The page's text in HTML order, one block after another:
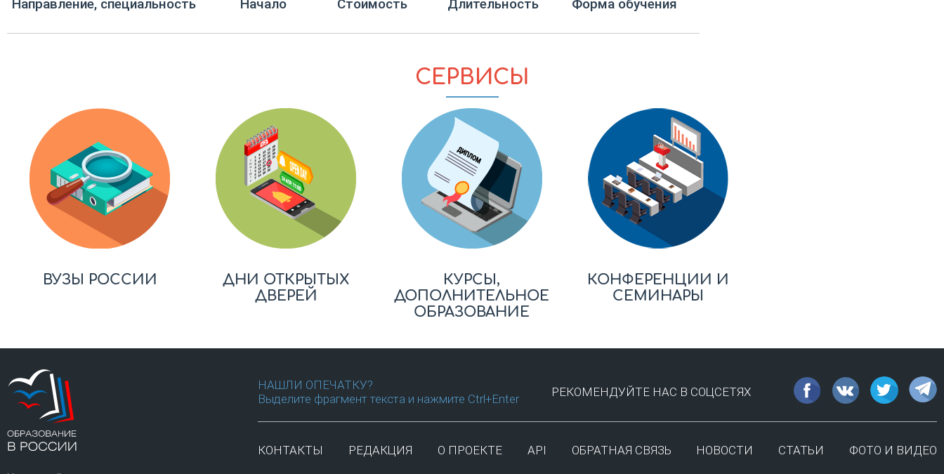
Направление, специальность Начало Стоимость Длительность Форма обучения
СЕРВИСЫ
ВУЗЫ РОССИИ
ДНИ ОТКРЫТЫХ
ДВЕРЕЙ
КУРСЫ,
ДОПОЛНИТЕЛЬНОЕ
ОБРАЗОВАНИЕ
КОНФЕРЕНЦИИ И
СЕМИНАРЫ
НАШЛИ ОПЕЧАТКУ?
Выделите фрагмент текста и нажмите Ctrl+Enter
РЕКОМЕНДУЙТЕ НАС В СОЦСЕТЯХ
КОНТАКТЫ РЕДАКЦИЯ О ПРОЕКТЕ API ОБРАТНАЯ СВЯЗЬ НОВОСТИ СТАТЬИ ФОТО И ВИДЕО